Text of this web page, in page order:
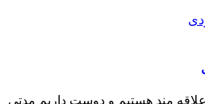
مند هستیم و دوست داریم مدتی